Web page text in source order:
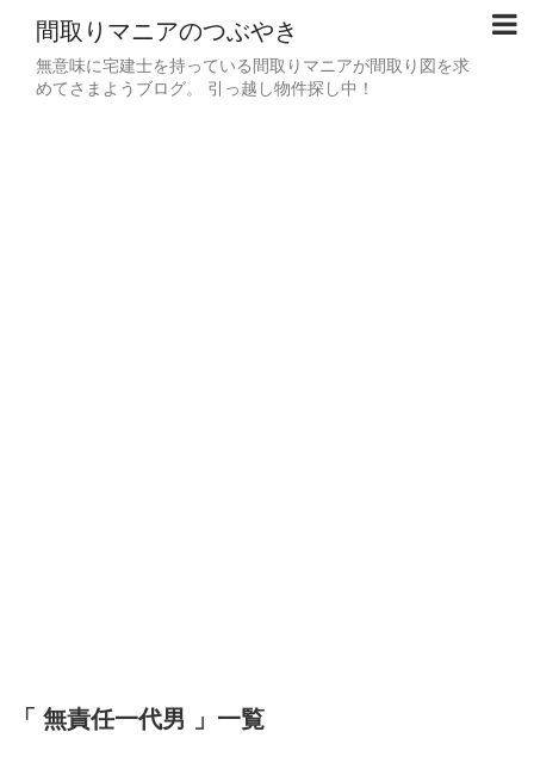
間取りマニアのつぶやき
無意味に宅建士を持っている間取りマニアが間取り図を求
めてさまようブログ。 引っ越し物件探し中！
「 無責任一代男 」一覧